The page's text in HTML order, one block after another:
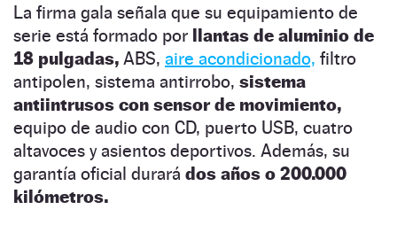
La firma gala señala que su equipamiento de
serie está formado por llantas de aluminio de
18 pulgadas, ABS, aire acondicionado, filtro
antipolen, sistema antirrobo, sistema
antiintrusos con sensor de movimiento,
equipo de audio con CD, puerto USB, cuatro
altavoces y asientos deportivos. Además, su
garantía oficial durará dos años o 200.000
kilómetros.